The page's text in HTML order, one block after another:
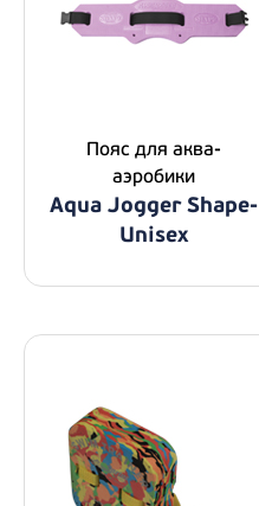
Пояс для аква-
аэробики
Aqua Jogger Shape-
Unisex